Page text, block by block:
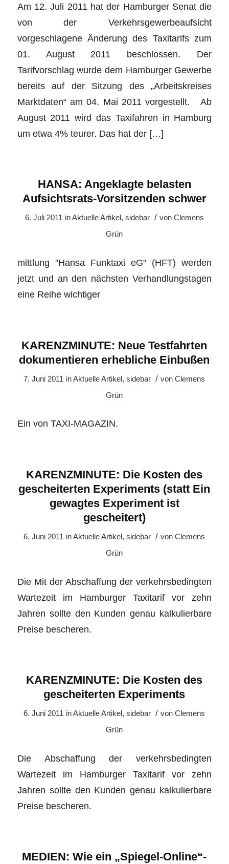
Am 12. Juli 2011 hat der Hamburger Senat die
von der Verkehrsgewerbeaufsicht
vorgeschlagene Änderung des Taxitarifs zum
01. August 2011 beschlossen. Der
Tarifvorschlag wurde dem Hamburger Gewerbe
bereits auf der Sitzung des „Arbeitskreises
Marktdaten“ am 04. Mai 2011 vorgestellt. Ab
August 2011 wird das Taxifahren in Hamburg
um etwa 4% teurer. Das hat der […]
HANSA: Angeklagte belasten
Aufsichtsrats-Vorsitzenden schwer
6. Juli 2011 inAktuelle Artikel , sidebar / von Clemens
Grün
mittlung "Hansa Funktaxi eG" (HFT) werden
jetzt und an den nächsten Verhandlungstagen
eine Reihe wichtiger
KARENZMINUTE: Neue Testfahrten
dokumentieren erhebliche Einbußen
7. Juni 2011 inAktuelle Artikel ,sidebar / vonClemens
Grün
Ein von TAXI-MAGAZIN.
KARENZMINUTE: Die Kosten des
gescheiterten Experiments (statt Ein
gewagtes Experiment ist
gescheitert)
6. Juni 2011 inAktuelle Artikel ,sidebar / vonClemens
Grün
Die Mit der Abschaffung der verkehrsbedingten
Wartezeit im Hamburger Taxitarif vor zehn
Jahren sollte den Kunden genau kalkulierbare
Preise bescheren.
KARENZMINUTE: Die Kosten des
gescheiterten Experiments
6. Juni 2011 inAktuelle Artikel ,sidebar / vonClemens
Grün
Die Abschaffung der verkehrsbedingten
Wartezeit im Hamburger Taxitarif vor zehn
Jahren sollte den Kunden genau kalkulierbare
Preise bescheren.
MEDIEN: Wie ein „Spiegel-Online“-